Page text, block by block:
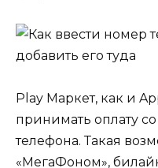
Play Маркет, как и
принимать оплату
телефона. Такая
«МегаФоном»,